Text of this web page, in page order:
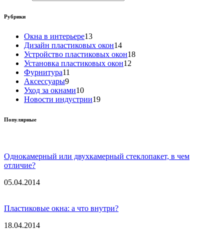
Рубрики
Окна в интерьере13
Дизайн пластиковых окон14
Устройство пластиковых окон18
Установка пластиковых окон12
Фурнитура11
Аксессуары9
Уход за окнами10
Новости индустрии19
Популярные
Однокамерный или двухкамерный стеклопакет, в чем
отличие?
05.04.2014
Пластиковые окна: а что внутри?
18.04.2014